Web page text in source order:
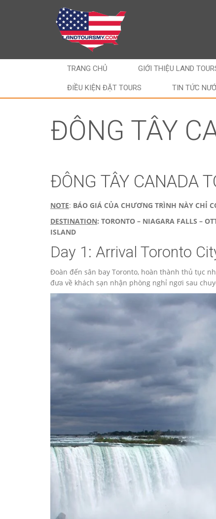
TRANG CHỦ GIỚI THIỆU LAND
ĐIỀU KIỆN ĐẶT TOURS TIN TỨC
ĐÔNG TÂY
ĐÔNG TÂY CANADA
NOTE: BÁO GIÁ CỦA CHƯƠNG TRÌNH NÀY CHỈ
DESTINATION: TORONTO – NIAGARA FALLS –
ISLAND
Day 1: Arrival
Đoàn đến sân bay Toronto, hoàn thành thủ tục
đưa về khách sạn nhận phòng nghỉ ngơi sau